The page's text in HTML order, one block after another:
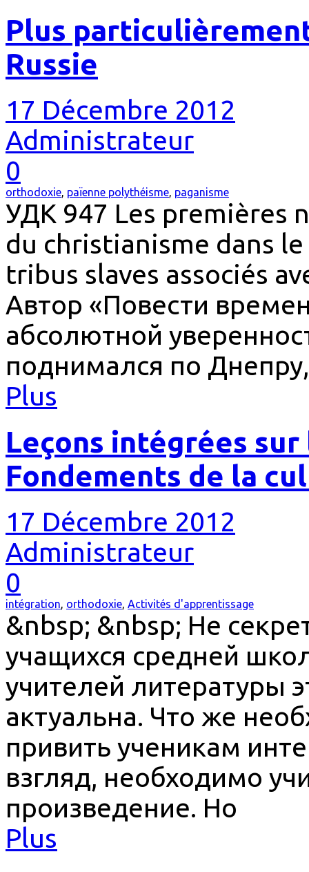
Plus
Russie
17 Décembre 2012
Administrateur
0
orthodoxie, païenne polythéisme, paganisme
УДК 947 Les premières
du christianisme dans
tribus slaves associés
Автор «Повести
абсолютной
поднимался по
Plus
Leçons intégrées
Fondements de la
17 Décembre 2012
Administrateur
0
intégration, orthodoxie, Activités d'apprentissage
&nbsp; &nbsp; Не
учащихся средней
учителей литературы
актуальна. Что же
привить ученикам
взгляд, необходимо
произведение. Но
Plus